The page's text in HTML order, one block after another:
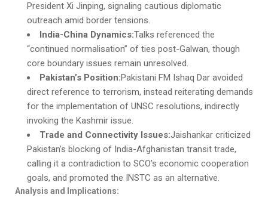
President Xi Jinping, signaling cautious diplomatic
outreach amid border tensions.
India-China Dynamics:Talks referenced the
“continued normalisation” of ties post-Galwan, though
core boundary issues remain unresolved.
Pakistan’s Position:Pakistani FM Ishaq Dar avoided
direct reference to terrorism, instead reiterating demands
for the implementation of UNSC resolutions, indirectly
invoking the Kashmir issue.
Trade and Connectivity Issues:Jaishankar criticized
Pakistan’s blocking of India-Afghanistan transit trade,
calling it a contradiction to SCO’s economic cooperation
goals, and promoted the INSTC as an alternative.
Analysis and Implications: